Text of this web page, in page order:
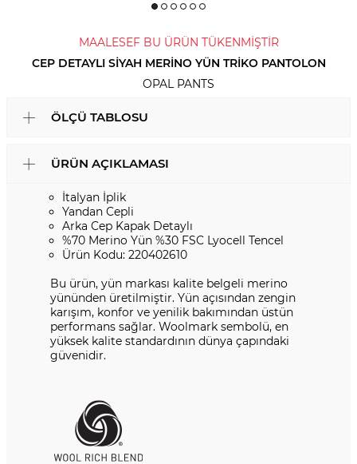
MAALESEF BU ÜRÜN TÜKENMİŞTİR
CEP DETAYLI SIYAH MERINO YÜN TRIKO PANTOLON
OPAL PANTS
ÖLÇÜ TABLOSU
ÜRÜN AÇIKLAMASI
İtalyan İplik
Yandan Cepli
Arka Cep Kapak Detaylı
%70 Merino Yün %30 FSC Lyocell Tencel
Ürün Kodu: 220402610
Bu ürün, yün markası kalite belgeli merino
yününden üretilmiştir. Yün açısından zengin
karışım, konfor ve yenilik bakımından üstün
performans sağlar. Woolmark sembolü, en
yüksek kalite standardının dünya çapındaki
güvenidir.